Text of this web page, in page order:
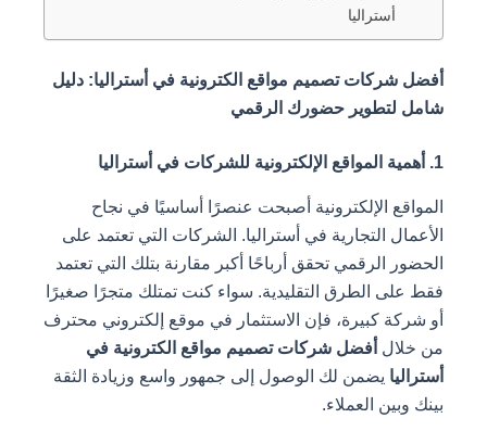
تصميم مواقع الكترونية في أستراليا: دليل
حضورك الرقمي
الإلكترونية أصبحت عنصرًا أساسيًا في نجاح
التجارية في أستراليا. الشركات التي تعتمد على
تحقق أرباحًا أكبر مقارنة بتلك التي تعتمد
الطرق التقليدية. سواء كنت تمتلك متجرًا صغيرًا
كبيرة، فإن الاستثمار في موقع إلكتروني محترف
أفضل شركات تصميم مواقع الكترونية في
يضمن لك الوصول إلى جمهور واسع وزيادة الثقة
العملاء.